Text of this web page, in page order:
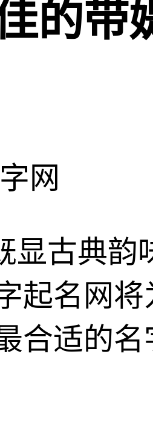
的带
网
显古典韵
起名网
合适的名